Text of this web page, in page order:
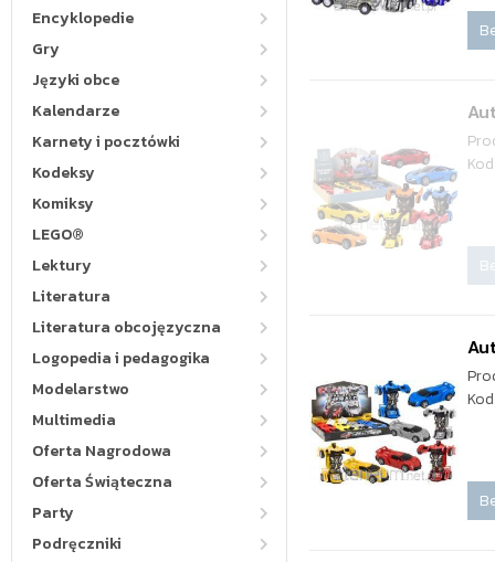
Encyklopedie
Gry
Języki obce
Kalendarze
Karnety i pocztówki
Kodeksy
Komiksy
LEGO®
Lektury
Literatura
Literatura obcojęzyczna
Logopedia i pedagogika
Modelarstwo
Multimedia
Oferta Nagrodowa
Oferta Świąteczna
Party
Podręczniki